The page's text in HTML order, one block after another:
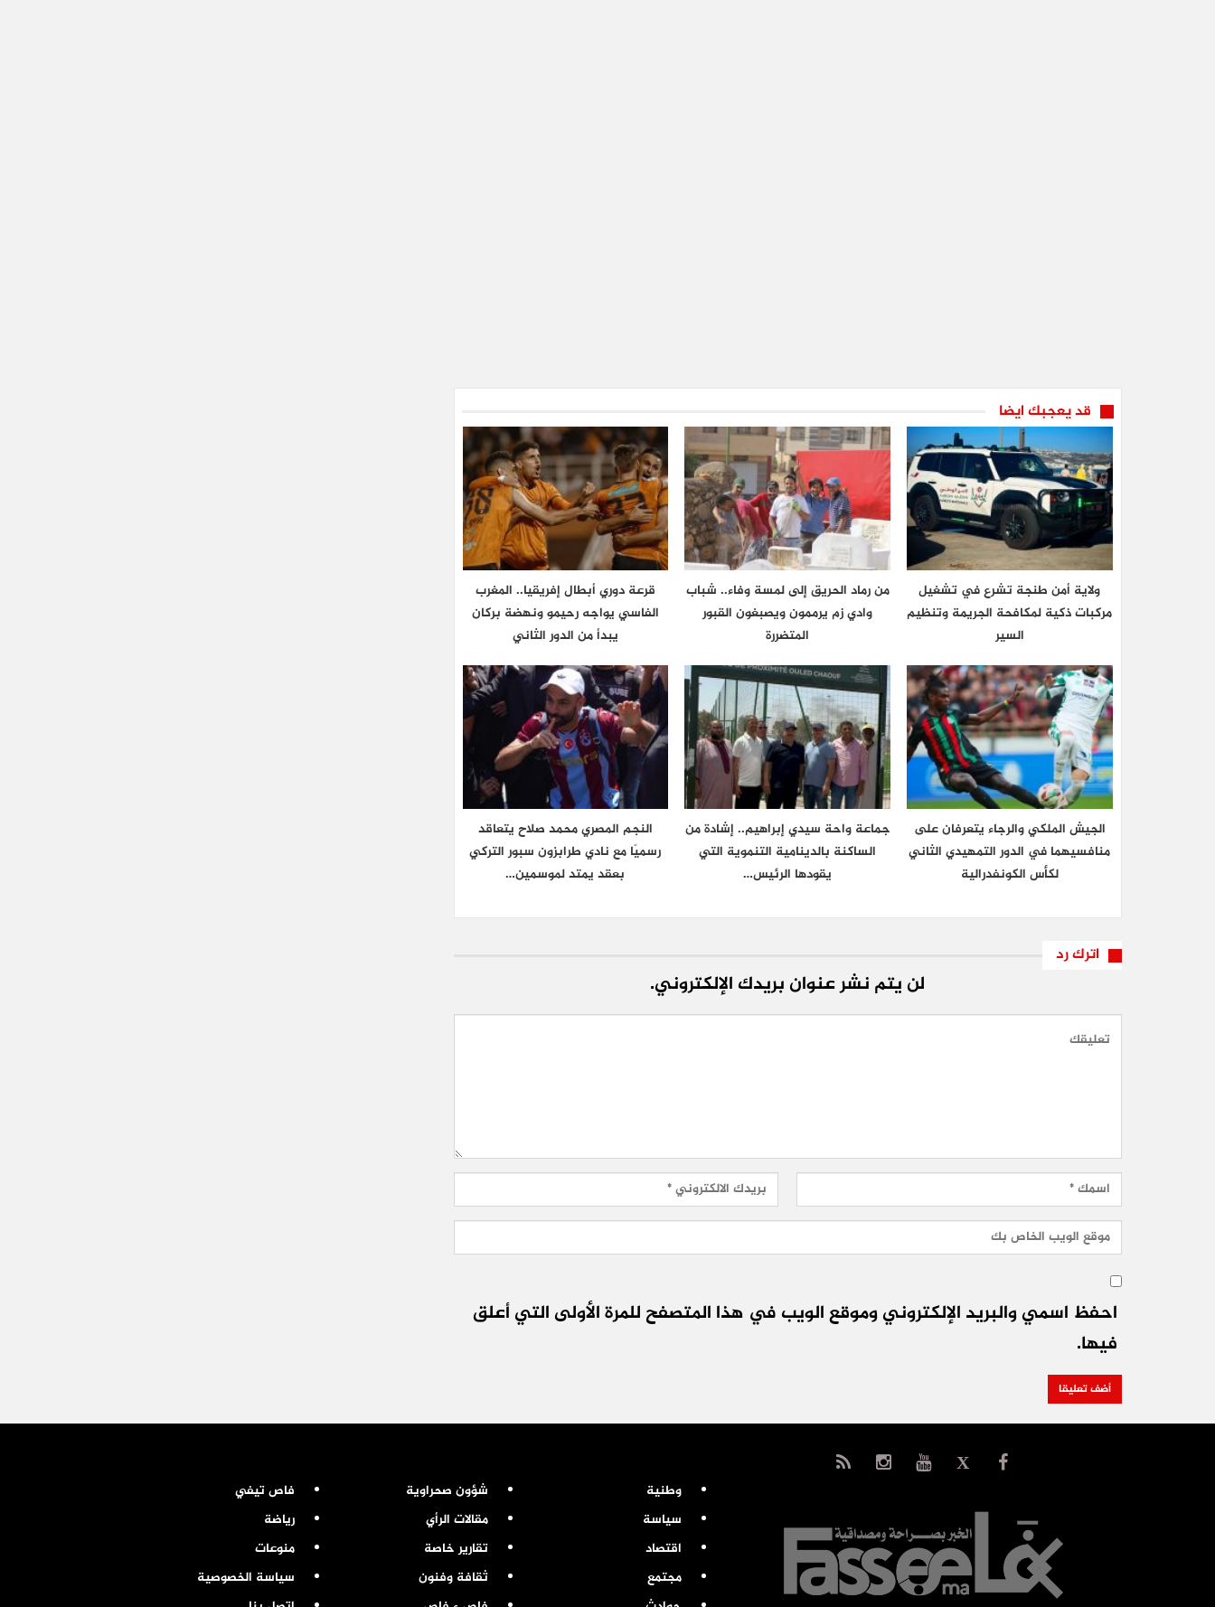
قد يعجبك ايضا
ولاية أمن طنجة تشرع في تشغيل
مركبات ذكية لمكافحة الجريمة وتنظيم
السير
من رماد الحريق إلى لمسة وفاء.. شباب
وادي زم يرممون ويصبغون القبور
المتضررة
قرعة دوري أبطال إفريقيا.. المغرب
الفاسي يواجه رحيمو ونهضة بركان
يبدأ من الدور الثاني
الجيش الملكي والرجاء يتعرفان على
منافسيهما في الدور التمهيدي الثاني
لكأس الكونفدرالية
جماعة واحة سيدي إبراهيم.. إشادة من
الساكنة بالدينامية التنموية التي
يقودها الرئيس…
النجم المصري محمد صلاح يتعاقد
رسميًا مع نادي طرابزون سبور التركي
بعقد يمتد لموسمين…
اترك رد
لن يتم نشر عنوان بريدك الإلكتروني.
احفظ اسمي والبريد الإلكتروني وموقع الويب في هذا المتصفح للمرة الأولى التي أعلق
فيها.
وطنية
سياسة
اقتصاد
مجتمع
شؤون صحراوية
مقالات الرأي
تقارير خاصة
ثقافة وفنون
فاص تيفي
رياضة
منوعات
سياسة الخصوصية